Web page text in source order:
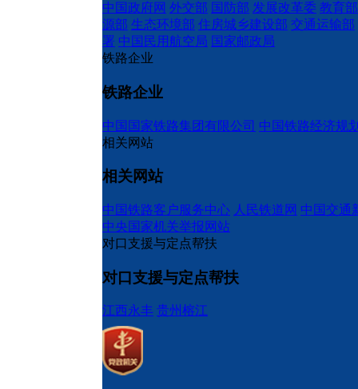
中国政府网 外交部 国防部 发展改革委 教育部
源部 生态环境部 住房城乡建设部 交通运输部
署 中国民用航空局 国家邮政局
铁路企业
铁路企业
中国国家铁路集团有限公司 中国铁路经济规
相关网站
相关网站
中国铁路客户服务中心 人民铁道网 中国交通
中央国家机关举报网站
对口支援与定点帮扶
对口支援与定点帮扶
江西永丰 贵州榕江